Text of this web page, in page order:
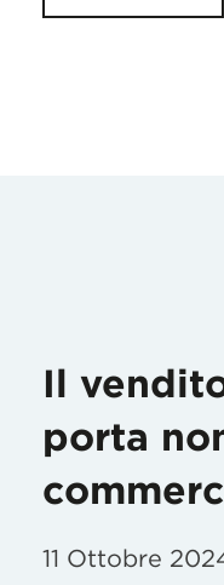
Il
porta
11 Ottobre